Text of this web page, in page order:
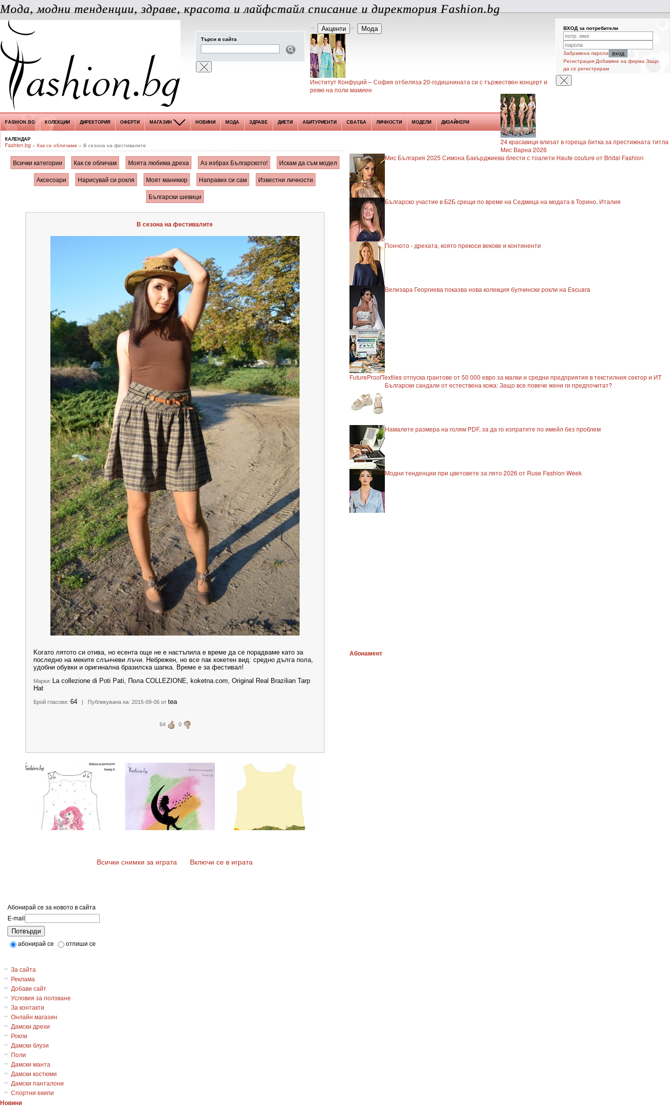
Мода, модни тенденции, здраве, красота и лайфстайл списание и директория Fashion.bg
Търси в сайта
ВХОД за потребители
Забравена парола
Регистрация Добавяне на фирма Защо
да се регистрирам
FASHION.BG КОЛЕКЦИИ ДИРЕКТОРИЯ ОФЕРТИ МАГАЗИН НОВИНИ МОДА ЗДРАВЕ ДИЕТИ АБИТУРИЕНТИ СВАТБА ЛИЧНОСТИ МОДЕЛИ ДИЗАЙНЕРИ
КАЛЕНДАР
Fashion.bg » Как се обличаме » В сезона на фестивалите
Всички категории Как се обличам Моята любима дреха Аз избрах Българското!
Искам да съм модел
Аксесоари
Нарисувай си рокля Моят маникюр Направих си сам
Известни личности
Български шевици
В сезона на фестивалите
Kогато лятото си отива, но есента още не е настъпила е време да се порадваме като за
последно на меките слънчеви лъчи. Небрежен, но все пак кокетен вид: средно дълга пола,
удобни обувки и оригинална бразилска шапка. Време е за фестивал!
Марки: La collezione di Poti Pati, Пола COLLEZIONE, koketna.com, Original Real Brazilian Tarp
Hat
Брой гласове: 64| Публикувана на: 2015-09-06 от tea
64 0
Всички снимки за играта Включи се в играта
Акценти Мода
Институт Конфуций – София отбеляза 20-годишнината си с тържествен концерт и
ревю на поли мамиен
24 красавици влизат в гореща битка за престижната титла
Мис Варна 2026
Мис България 2025 Симона Бакърджиева блести с тоалети Haute couture от Bridal Fashion
Българско участие в Б2Б срещи по време на Седмица на модата в Торино, Италия
Пончото - дрехата, която прекоси векове и континенти
Велизара Георгиева показва нова колекция булчински рокли на Escuara
FutureProofTextiles отпуска грантове от 50 000 евро за малки и средни предприятия в текстилния сектор и ИТ
Български сандали от естествена кожа: Защо все повече жени ги предпочитат?
Намалете размера на голям PDF, за да го изпратите по имейл без проблем
Модни тенденции при цветовете за лято 2026 от Ruse Fashion Week
Абонамент
Абонирай се за новото в сайта
E-mail
Потвърди
абонирай се отпиши се
За сайта
Реклама
Добави сайт
Условия за ползване
За контакти
Онлайн магазин
Дамски дрехи
Рокли
Дамски блузи
Поли
Дамски манта
Дамски костюми
Дамски панталони
Спортни екипи
Новини